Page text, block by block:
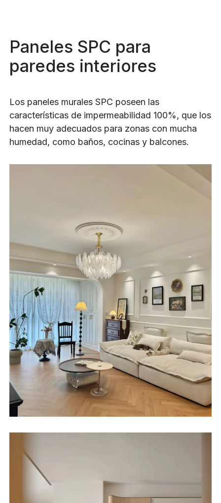
Paneles SPC para
paredes interiores
Los paneles murales SPC poseen las
características de impermeabilidad 100%, que los
hacen muy adecuados para zonas con mucha
humedad, como baños, cocinas y balcones.